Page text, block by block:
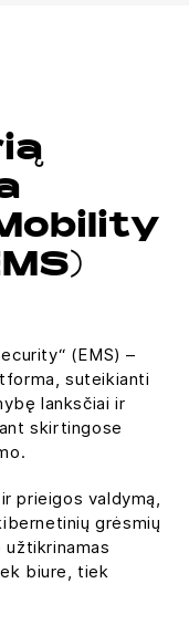
(EMS) –
suteikianti
lanksčiai ir
skirtingose
prieigos valdymą,
grėsmių
biure, tiek